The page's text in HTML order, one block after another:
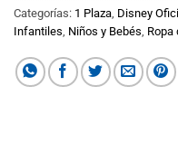
Categorías: 1 Plaza Disney
Infantiles Niños y Bebés Ropa